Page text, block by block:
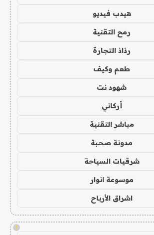
هيدب فيديو
رمح التقنية
رذاذ التجارة
طعم وكيف
شهود نت
أركاني
مباشر التقنية
مدونة صحبة
شرقيات السياحة
موسوعة انوار
اشراق الأرباح
!